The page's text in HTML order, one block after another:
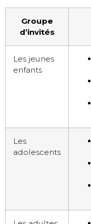
Groupe
d’invités
Les jeunes
enfants
Les
adolescents